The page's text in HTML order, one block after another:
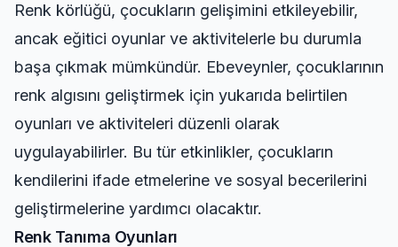
Renk körlüğü, çocukların gelişimini etkileyebilir,
ancak eğitici oyunlar ve aktivitelerle bu durumla
başa çıkmak mümkündür. Ebeveynler, çocuklarının
renk algısını geliştirmek için yukarıda belirtilen
oyunları ve aktiviteleri düzenli olarak
uygulayabilirler. Bu tür etkinlikler, çocukların
kendilerini ifade etmelerine ve sosyal becerilerini
geliştirmelerine yardımcı olacaktır.
Renk Tanıma Oyunları